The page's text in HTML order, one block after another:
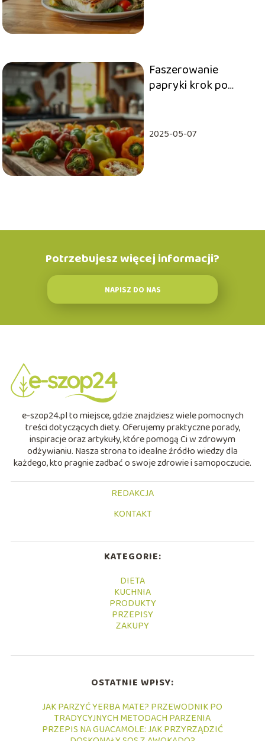
Faszerowanie
papryki krok po
2025-05-07
Potrzebujesz więcej informacji?
NAPISZ DO NAS
e-szop24.pl to miejsce, gdzie znajdziesz wiele pomocnych
treści dotyczących diety. Oferujemy praktyczne porady,
inspiracje oraz artykuły, które pomogą Ci w zdrowym
odżywianiu. Nasza strona to idealne źródło wiedzy dla
każdego, kto pragnie zadbać o swoje zdrowie i samopoczucie.
REDAKCJA
KONTAKT
KATEGORIE:
DIETA
KUCHNIA
PRODUKTY
PRZEPISY
ZAKUPY
OSTATNIE WPISY:
JAK PARZYĆ YERBA MATE? PRZEWODNIK PO
TRADYCYJNYCH METODACH PARZENIA
PRZEPIS NA GUACAMOLE: JAK PRZYRZĄDZIĆ